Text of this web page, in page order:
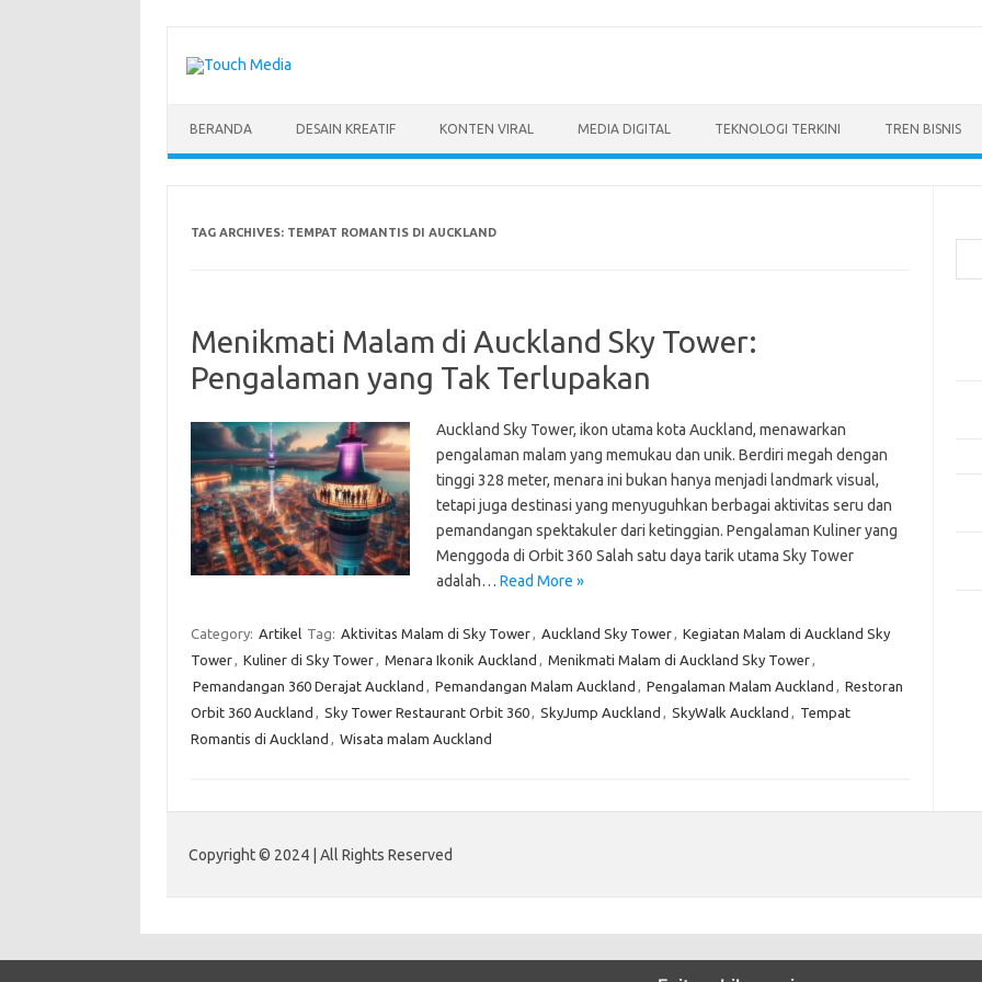
content
BERANDA DESAIN KREATIF KONTEN VIRAL MEDIA DIGITAL TEKNOLOGI TERKINI TREN BISNIS
TAG ARCHIVES: TEMPAT ROMANTIS DI AUCKLAND
Menikmati Malam di Auckland Sky Tower:
Pengalaman yang Tak Terlupakan
Auckland Sky Tower, ikon utama kota Auckland, menawarkan
pengalaman malam yang memukau dan unik. Berdiri megah dengan
tinggi 328 meter, menara ini bukan hanya menjadi landmark visual,
tetapi juga destinasi yang menyuguhkan berbagai aktivitas seru dan
pemandangan spektakuler dari ketinggian. Pengalaman Kuliner yang
Menggoda di Orbit 360 Salah satu daya tarik utama Sky Tower
adalah… Read More »
Category: Artikel Tag: Aktivitas Malam di Sky Tower, Auckland Sky Tower, Kegiatan Malam di Auckland Sky
Tower, Kuliner di Sky Tower, Menara Ikonik Auckland , Menikmati Malam di Auckland Sky Tower,
Pemandangan 360 Derajat Auckland , Pemandangan Malam Auckland , Pengalaman Malam Auckland , Restoran
Orbit 360 Auckland , Sky Tower Restaurant Orbit 360, SkyJump Auckland , SkyWalk Auckland , Tempat
Romantis di Auckland , Wisata malam Auckland
Copyright © 2024 | All Rights Reserved